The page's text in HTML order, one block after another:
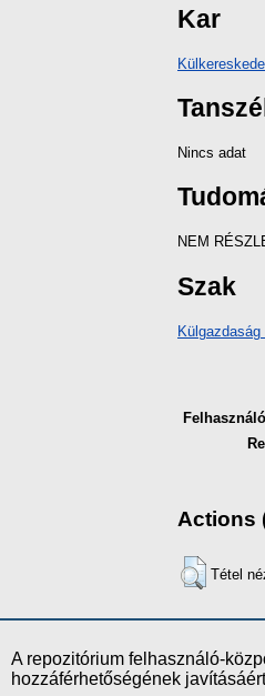
Kar
Nincs adat
NEM
Szak
Actions
Tétel
A repozitórium felhasználó-
hozzáférhetőségének